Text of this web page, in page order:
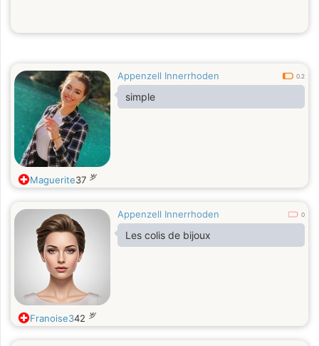
Appenzell Innerrhoden 0.2
simple
Maguerite37 岁
Appenzell Innerrhoden 0
Les colis de bijoux
Franoise342 岁